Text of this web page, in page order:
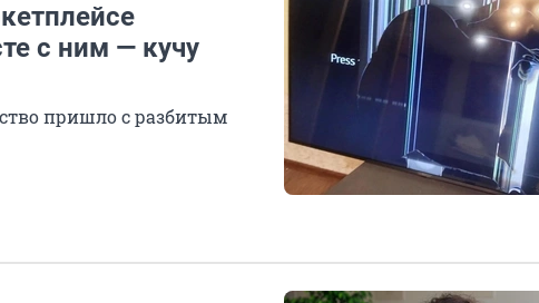
с ним — кучу
пришло с разбитым